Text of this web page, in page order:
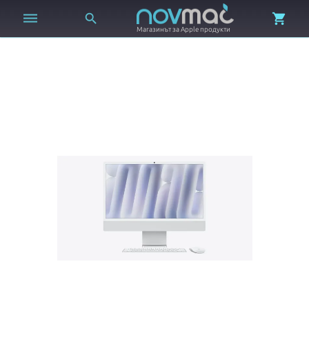
 
Магазинът за Apple продукти
